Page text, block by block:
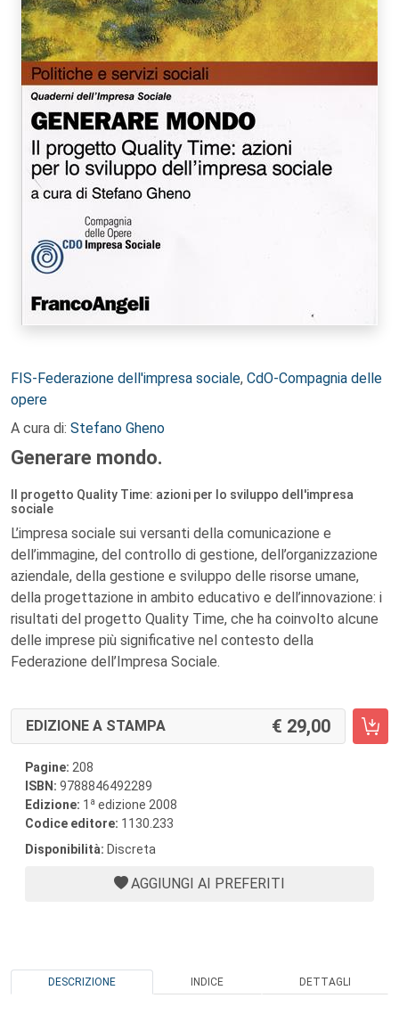
Autori:
FIS-Federazione dell'impresa sociale, CdO-Compagnia delle
opere
A cura di: Stefano Gheno
Generare mondo.
Il progetto Quality Time: azioni per lo sviluppo dell'impresa
sociale
L’impresa sociale sui versanti della comunicazione e
dell’immagine, del controllo di gestione, dell’organizzazione
aziendale, della gestione e sviluppo delle risorse umane,
della progettazione in ambito educativo e dell’innovazione: i
risultati del progetto Quality Time, che ha coinvolto alcune
delle imprese più significative nel contesto della
Federazione dell’Impresa Sociale.
EDIZIONE A STAMPA 29,00
Pagine: 208
ISBN: 9788846492289
Edizione: 1 a edizione 2008
Codice editore: 1130.233
Disponibilità: Discreta
AGGIUNGI AI PREFERITI
DESCRIZIONE INDICE DETTAGLI